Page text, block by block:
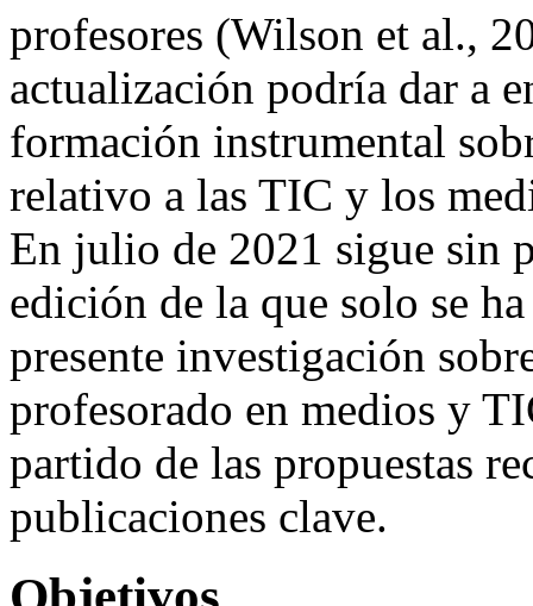
profesores (Wilson et al.,
actualización podría dar a
formación instrumental
relativo a las TIC y los
En julio de 2021 sigue sin
edición de la que solo se
presente investigación
profesorado en medios y
partido de las propuestas
publicaciones clave.